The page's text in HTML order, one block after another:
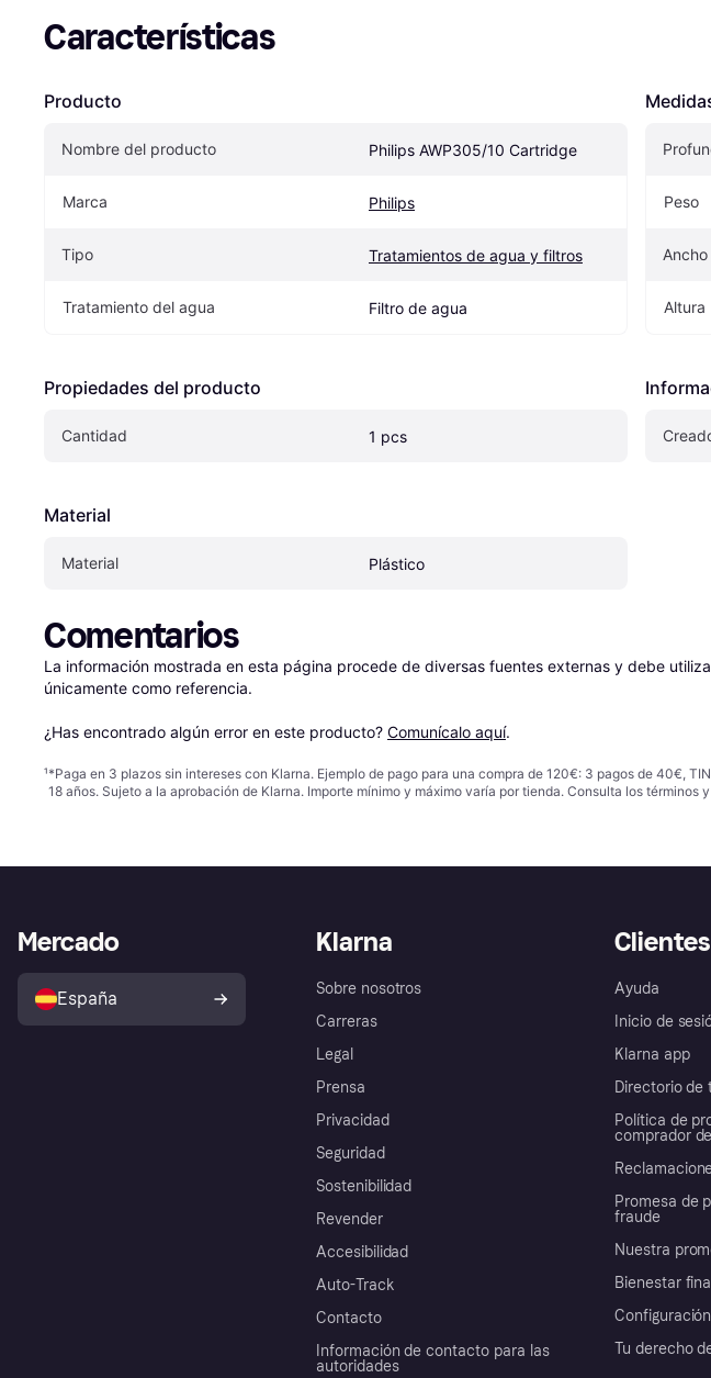
Características
Producto
Nombre del producto Philips AWP305/10 Cartridge
Marca Philips
Tipo Tratamientos de agua y filtros
Tratamiento del agua Filtro de agua
Propiedades del producto
Cantidad 1 pcs
Material
Material Plástico
Peso
Ancho
Altura
Comentarios
La información mostrada en esta página procede de diversas fuentes externas y debe
únicamente como referencia.
¿Has encontrado algún error en este producto? Comunícalo aquí.
¹*Paga en 3 plazos sin intereses con Klarna. Ejemplo de pago para una compra de 120€: 3 pagos de 40€,
18 años. Sujeto a la aprobación de Klarna. Importe mínimo y máximo varía por tienda. Consulta los términos
Klarna
Sobre nosotros
Carreras
Legal
Prensa
Privacidad
Seguridad
Sostenibilidad
Revender
Accesibilidad
Auto-Track
Contacto
Información de contacto para las
autoridades
Clientes
Ayuda
Inicio de
Klarna app
Directorio de
Política de
comprador
Promesa de
fraude
Nuestra
Bienestar
Tu derecho
Mercado
España